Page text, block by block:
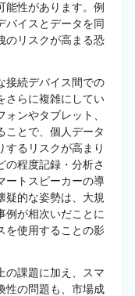
能性があります。例
バイスとデータを同
のリスクが高まる恐
接続デバイス間での
さらに複雑にしてい
ンやタブレット、
ことで、個人データ
するリスクが高まり
の程度記録・分析さ
ートスピーカーの導
疑的な姿勢は、大規
例が相次いだことに
を使用することの影
の課題に加え、スマ
性の問題も、市場成